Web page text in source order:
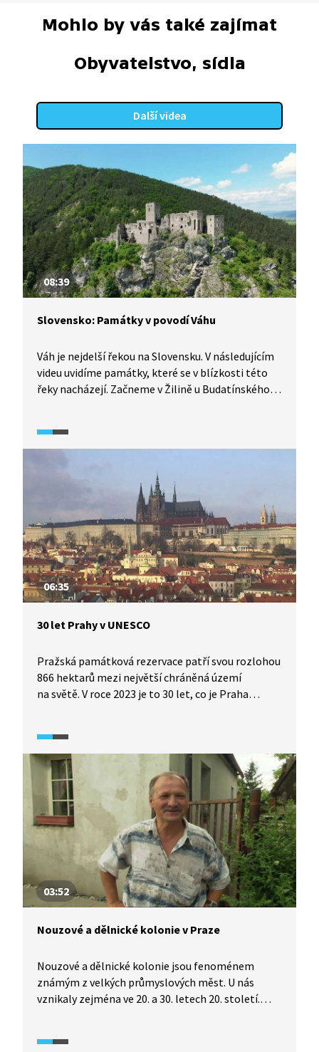
Mohlo by vás také zajímat
Obyvatelstvo, sídla
Další videa
08:39
Slovensko: Památky v povodí Váhu
Váh je nejdelší řekou na Slovensku. V následujícím
videu uvidíme památky, které se v blízkosti této
řeky nacházejí. Začneme v Žilině u Budatínského
na tradičních pltích.
06:35
30 let Prahy v UNESCO
Pražská památková rezervace patří svou rozlohou
866 hektarů mezi největší chráněná území
na světě. V roce 2023 je to 30 let, co je Praha
kvůli výškovým budovám.
03:52
Nouzové a dělnické kolonie v Praze
Nouzové a dělnické kolonie jsou fenoménem
známým z velkých průmyslových měst. U nás
vznikaly zejména ve 20. a 30. letech 20. století.
kolonie, jiné jsou trvale obývané dodnes.